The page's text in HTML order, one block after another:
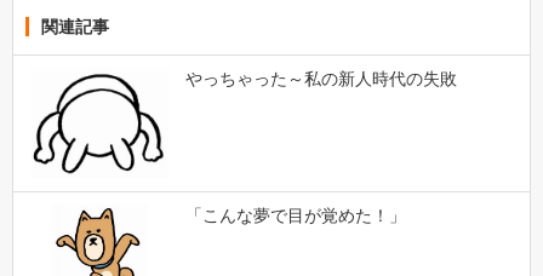
関連記事
やっちゃった～私の新人時代の失敗
「こんな夢で目が覚めた！」